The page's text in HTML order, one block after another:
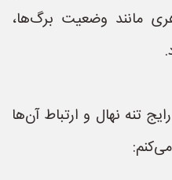
مانند وضعیت برگ‌ها،
تنه نهال و ارتباط آن‌ها